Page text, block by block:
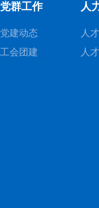
党群工作
党建动态
工会团建
人
人
人